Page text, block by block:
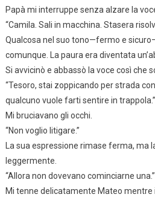
Papà mi interruppe senza alzare la
“Camila. Sali in macchina. Stasera
Qualcosa nel suo tono—fermo e
comunque. La paura era diventata
Si avvicinò e abbassò la voce così che
“Tesoro, stai zoppicando per strada
qualcuno vuole farti sentire in trappola.”
Mi bruciavano gli occhi.
“Non voglio litigare.”
La sua espressione rimase ferma, ma
leggermente.
“Allora non dovevano cominciarne una.”
Mi tenne delicatamente Mateo mentre